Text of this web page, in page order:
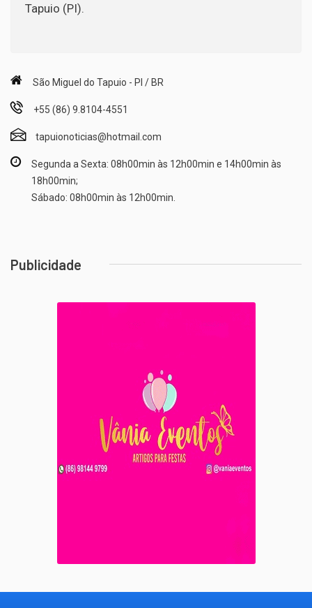
Tapuio (PI).
São Miguel do Tapuio - PI / BR
+55 (86) 9.8104-4551
tapuionoticias@hotmail.com
Segunda a Sexta: 08h00min às 12h00min e 14h00min às
18h00min;
Sábado: 08h00min às 12h00min.
Publicidade